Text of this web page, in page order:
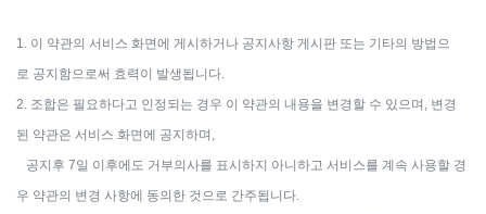
1. 이 약관의 서비스 화면에 게시하거나 공지사항 게시판 또는 기타의 방법으
로 공지함으로써 효력이 발생됩니다.
2. 조합은 필요하다고 인정되는 경우 이 약관의 내용을 변경할 수 있으며, 변경
된 약관은 서비스 화면에 공지하며,
공지후 7일 이후에도 거부의사를 표시하지 아니하고 서비스를 계속 사용할 경
우 약관의 변경 사항에 동의한 것으로 간주됩니다.